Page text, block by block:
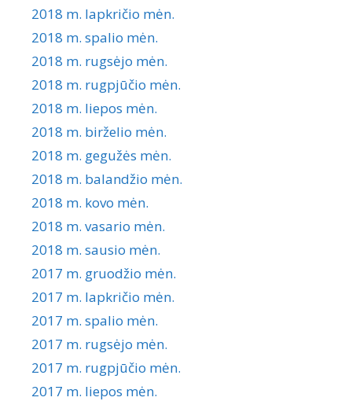
2018 m. lapkričio mėn.
2018 m. spalio mėn.
2018 m. rugsėjo mėn.
2018 m. rugpjūčio mėn.
2018 m. liepos mėn.
2018 m. birželio mėn.
2018 m. gegužės mėn.
2018 m. balandžio mėn.
2018 m. kovo mėn.
2018 m. vasario mėn.
2018 m. sausio mėn.
2017 m. gruodžio mėn.
2017 m. lapkričio mėn.
2017 m. spalio mėn.
2017 m. rugsėjo mėn.
2017 m. rugpjūčio mėn.
2017 m. liepos mėn.